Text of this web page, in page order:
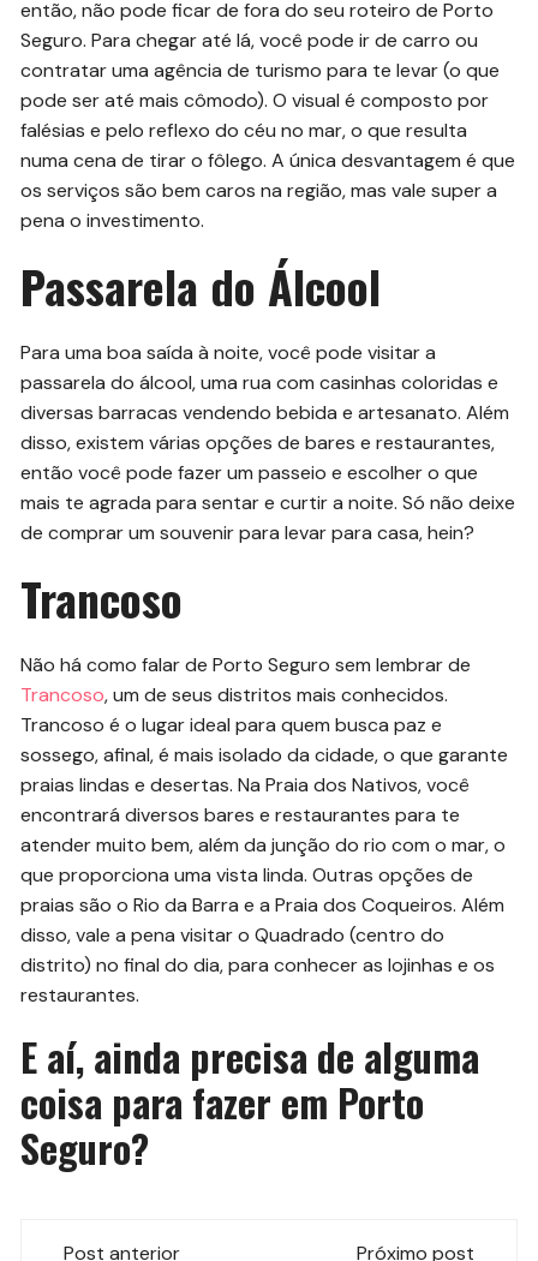
então, não pode ficar de fora do seu roteiro de Porto
Seguro. Para chegar até lá, você pode ir de carro ou
contratar uma agência de turismo para te levar (o que
pode ser até mais cômodo). O visual é composto por
falésias e pelo reflexo do céu no mar, o que resulta
numa cena de tirar o fôlego. A única desvantagem é que
os serviços são bem caros na região, mas vale super a
pena o investimento.
Passarela do Álcool
Para uma boa saída à noite, você pode visitar a
passarela do álcool, uma rua com casinhas coloridas e
diversas barracas vendendo bebida e artesanato. Além
disso, existem várias opções de bares e restaurantes,
então você pode fazer um passeio e escolher o que
mais te agrada para sentar e curtir a noite. Só não deixe
de comprar um souvenir para levar para casa, hein?
Trancoso
Não há como falar de Porto Seguro sem lembrar de
Trancoso, um de seus distritos mais conhecidos.
Trancoso é o lugar ideal para quem busca paz e
sossego, afinal, é mais isolado da cidade, o que garante
praias lindas e desertas. Na Praia dos Nativos, você
encontrará diversos bares e restaurantes para te
atender muito bem, além da junção do rio com o mar, o
que proporciona uma vista linda. Outras opções de
praias são o Rio da Barra e a Praia dos Coqueiros. Além
disso, vale a pena visitar o Quadrado (centro do
distrito) no final do dia, para conhecer as lojinhas e os
restaurantes.
E aí, ainda precisa de alguma
coisa para fazer em Porto
Seguro?
Navegação
Post anterior Próximo post